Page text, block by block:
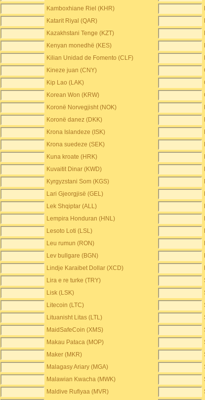
Kamboxhiane Riel (KHR)
Katarit Riyal (QAR)
Kazakhstani Tenge (KZT)
Kenyan monedhë (KES)
Kilian Unidad de Fomento (CLF)
Kineze juan (CNY)
Kip Lao (LAK)
Korean Won (KRW)
Koronë Norvegjisht (NOK)
Koronë danez (DKK)
Krona Islandeze (ISK)
Krona suedeze (SEK)
Kuna kroate (HRK)
Kuvaitit Dinar (KWD)
Kyrgyzstani Som (KGS)
Lari Gjeorgjisë (GEL)
Lek Shqiptar (ALL)
Lempira Honduran (HNL)
Lesoto Loti (LSL)
Leu rumun (RON)
Lev bullgare (BGN)
Lindje Karaibet Dollar (XCD)
Lira e re turke (TRY)
Lisk (LSK)
Litecoin (LTC)
Lituanisht Litas (LTL)
MaidSafeCoin (XMS)
Makau Pataca (MOP)
Maker (MKR)
Malagasy Ariary (MGA)
Malawian Kwacha (MWK)
Maldive Rufiyaa (MVR)